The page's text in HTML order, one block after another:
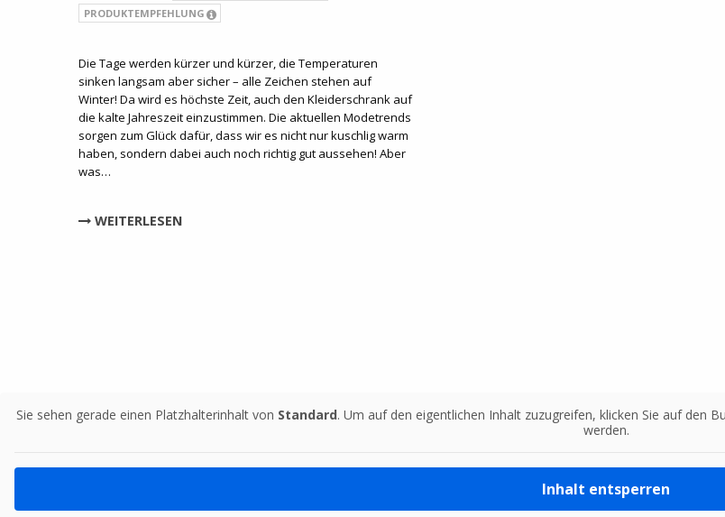
PRODUKTEMPFEHLUNG
Die Tage werden kürzer und kürzer, die Temperaturen
sinken langsam aber sicher – alle Zeichen stehen auf
Winter! Da wird es höchste Zeit, auch den Kleiderschrank auf
die kalte Jahreszeit einzustimmen. Die aktuellen Modetrends
sorgen zum Glück dafür, dass wir es nicht nur kuschlig warm
haben, sondern dabei auch noch richtig gut aussehen! Aber
was…
WEITERLESEN
Sie sehen gerade einen Platzhalterinhalt von Standard. Um auf den eigentlichen Inhalt zuzugreifen, klicken Sie auf den
werden.
Inhalt entsperren